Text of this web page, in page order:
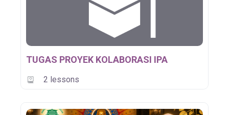
TUGAS PROYEK KOLABORASI IPA
2 lessons